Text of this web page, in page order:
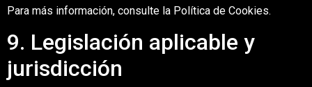
Para más información, consulte la Política de Cookies.
9. Legislación aplicable y
jurisdicción